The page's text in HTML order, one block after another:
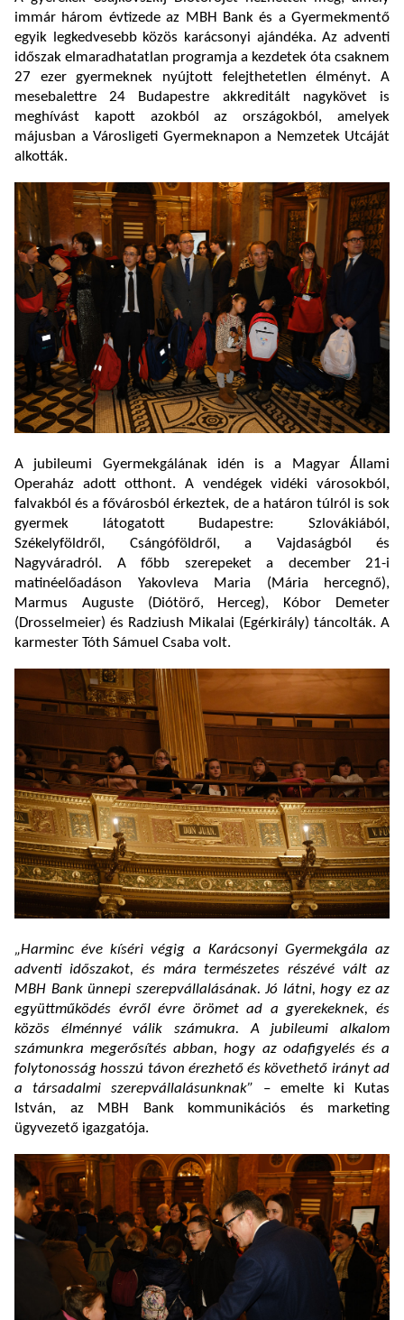
immár három évtizede az MBH Bank és a Gyermekmentő
egyik legkedvesebb közös karácsonyi ajándéka. Az adventi
időszak elmaradhatatlan programja a kezdetek óta csaknem
27 ezer gyermeknek nyújtott felejthetetlen élményt. A
mesebalettre 24 Budapestre akkreditált nagykövet is
meghívást kapott azokból az országokból, amelyek
májusban a Városligeti Gyermeknapon a Nemzetek Utcáját
alkották.
A jubileumi Gyermekgálának idén is a Magyar Állami
Operaház adott otthont. A vendégek vidéki városokból,
falvakból és a fővárosból érkeztek, de a határon túlról is sok
gyermek látogatott Budapestre: Szlovákiából,
Székelyföldről, Csángóföldről, a Vajdaságból és
Nagyváradról. A főbb szerepeket a december 21-i
matinéelőadáson Yakovleva Maria (Mária hercegnő),
Marmus Auguste (Diótörő, Herceg), Kóbor Demeter
(Drosselmeier) és Radziush Mikalai (Egérkirály) táncolták. A
karmester Tóth Sámuel Csaba volt.
„Harminc éve kíséri végig a Karácsonyi Gyermekgála az
adventi időszakot, és mára természetes részévé vált az
MBH Bank ünnepi szerepvállalásának. Jó látni, hogy ez az
együttműködés évről évre örömet ad a gyerekeknek, és
közös élménnyé válik számukra. A jubileumi alkalom
számunkra megerősítés abban, hogy az odafigyelés és a
folytonosság hosszú távon érezhető és követhető irányt ad
a társadalmi szerepvállalásunknak” – emelte ki Kutas
István, az MBH Bank kommunikációs és marketing
ügyvezető igazgatója.